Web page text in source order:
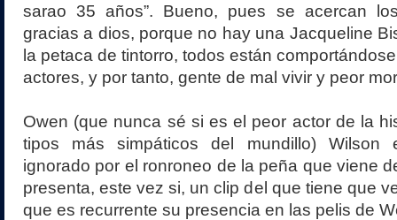
sarao 35 años”. Bueno, pues se acercan
gracias a dios, porque no hay una Jacqueline
la petaca de tintorro, todos están
actores, y por tanto, gente de mal vivir y peor
Owen (que nunca sé si es el peor actor de la
tipos más simpáticos del mundillo) Wilson
ignorado por el ronroneo de la peña que viene
presenta, este vez si, un clip del que tiene que
que es recurrente su presencia en las pelis de